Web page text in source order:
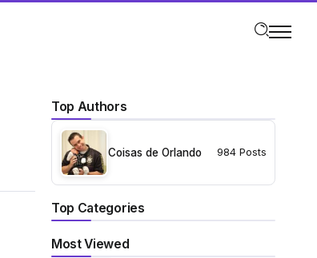
Top Authors
Coisas de Orlando 984 Posts
Top Categories
Most Viewed